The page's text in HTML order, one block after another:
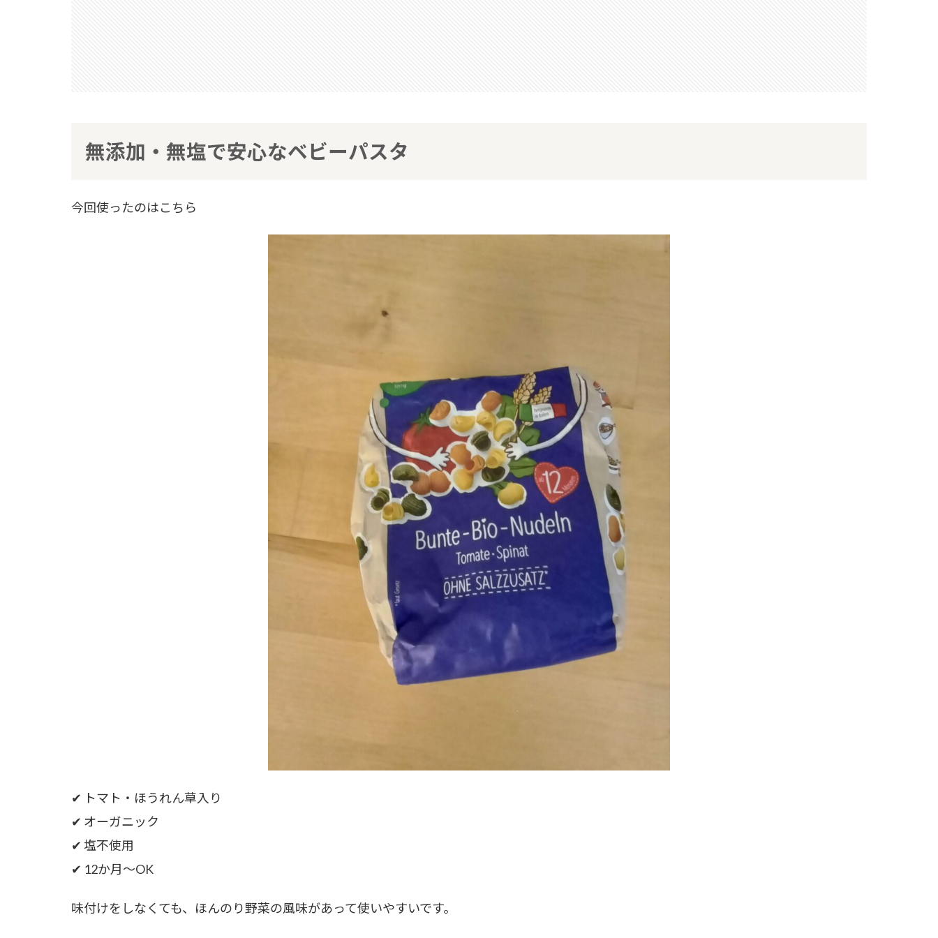
無添加・無塩で安心なベビーパスタ
今回使ったのはこちら
✔ トマト・ほうれん草入り
✔ オーガニック
✔ 塩不使用
✔ 12か月〜OK
味付けをしなくても、ほんのり野菜の風味があって使いやすいです。